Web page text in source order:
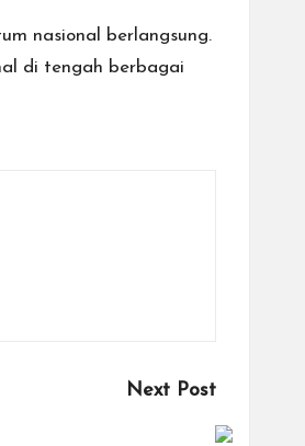
nasional berlangsung.
di tengah berbagai
Next Post